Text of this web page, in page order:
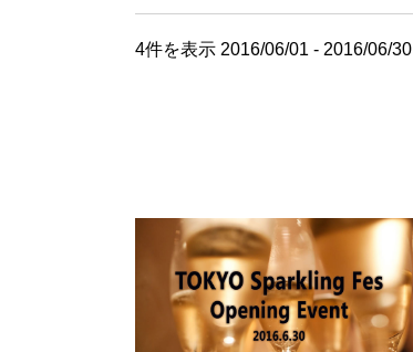
4件を表示 2016/06/01 - 2016/06/30